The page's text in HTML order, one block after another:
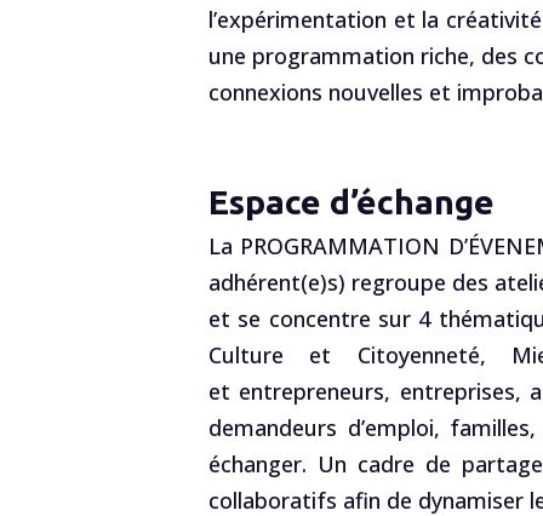
l’expérimentation et la
une programmation riche, des
connexions nouvelles et
Espace d’échange
La PROGRAMMATION
adhérent(e)s) regroupe des
et se concentre sur 4
Culture et Citoyenneté,
et entrepreneurs, entreprises,
demandeurs d’emploi,
échanger. Un cadre de
collaboratifs afin de dynamiser